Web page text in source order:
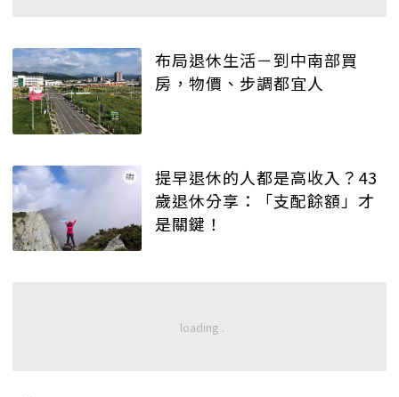
布局退休生活－到中南部買
房，物價、步調都宜人
提早退休的人都是高收入？43
歲退休分享：「支配餘額」才
是關鍵！